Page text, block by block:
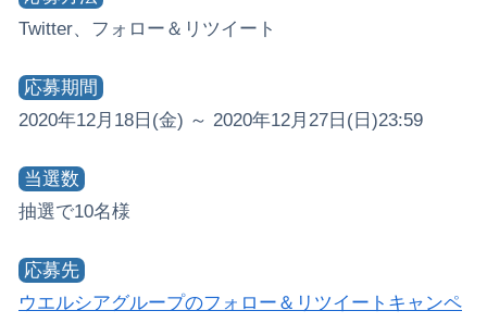
Twitter、フォロー＆リツイート
応募期間
2020年12月18日(金) ～ 2020年12月27日(日)23:59
当選数
抽選で10名様
応募先
ウエルシアグループのフォロー＆リツイートキャンペ